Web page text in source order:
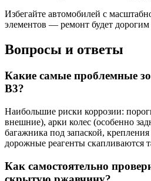
Избегайте автомобилей с
элементов — ремонт будет
Вопросы и ответы
Какие самые проблемные
B3?
Наибольшие риски коррозии:
внешние), арки колес (особенно
багажника под запаской,
дорожные реагенты скапливаются
Как самостоятельно